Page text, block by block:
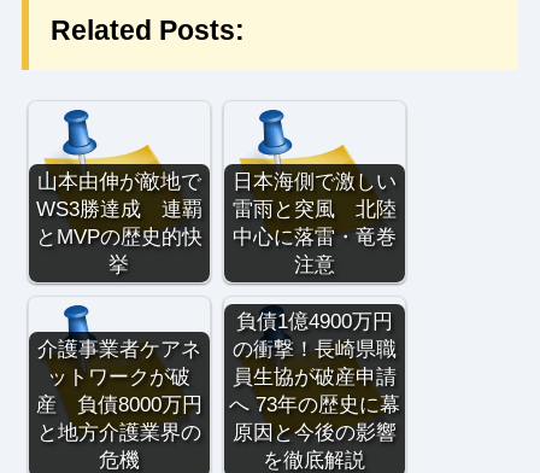
Related Posts:
山本由伸が敵地で
WS3勝達成 連覇
とMVPの歴史的快
挙
日本海側で激しい
雷雨と突風 北陸
中心に落雷・竜巻
注意
介護事業者ケアネ
ットワークが破
産 負債8000万円
と地方介護業界の
危機
負債1億4900万円
の衝撃！長崎県職
員生協が破産申請
へ 73年の歴史に幕
原因と今後の影響
を徹底解説